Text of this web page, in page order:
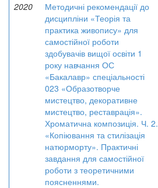
2020
Методичні рекомендації до
дисципліни «Теорія та
практика живопису» для
самостійної роботи
здобувачів вищої освіти 1
року навчання ОС
«Бакалавр» спеціальності
023 «Образотворче
мистецтво, декоративне
мистецтво, реставрація».
Хроматична композиція. Ч. 2.
«Копіювання та стилізація
натюрморту». Практичні
завдання для самостійної
роботи з теоретичними
поясненнями.